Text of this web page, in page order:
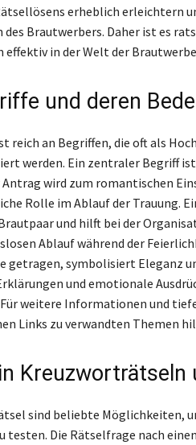
erheblich erleichtern
des Brautwerbers. Daher ist es
effektiv in der Welt der
und deren
reich an Begriffen, die oft als
werden. Ein zentraler Begriff ist
wird zum romantischen
Rolle im Ablauf der Trauung.
und hilft bei der
Ablauf während der
getragen, symbolisiert Eleganz
und emotionale
weitere Informationen und
Links zu verwandten Themen
Kreuzworträtseln
sind beliebte Möglichkeiten,
testen. Die Rätselfrage nach